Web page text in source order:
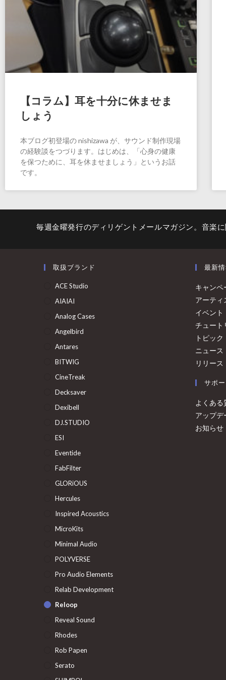
【コラム】耳を十分に休ませま
しょう
本ブログ初登場の nishizawa が、サウンド制作現場
の経験談をつづります。はじめは、「心身の健康
を保つために、耳を休ませましょう」というお話
です。
毎週金曜発行のディリゲントメールマガジン。音楽
取扱ブランド
ACE Studio
AIAIAI
Analog Cases
Angelbird
Antares
BITWIG
CineTreak
Decksaver
Dexibell
DJ.STUDIO
ESI
Eventide
FabFilter
GLORiOUS
Hercules
Inspired Acoustics
MicroKits
Minimal Audio
POLYVERSE
Pro Audio Elements
Relab Development
Reloop
Reveal Sound
Rhodes
Rob Papen
Serato
最新
キャンペ
アーティ
イベント
チュート
トピック
ニュース
リリース
サポ
よくある
アップデ
お知らせ